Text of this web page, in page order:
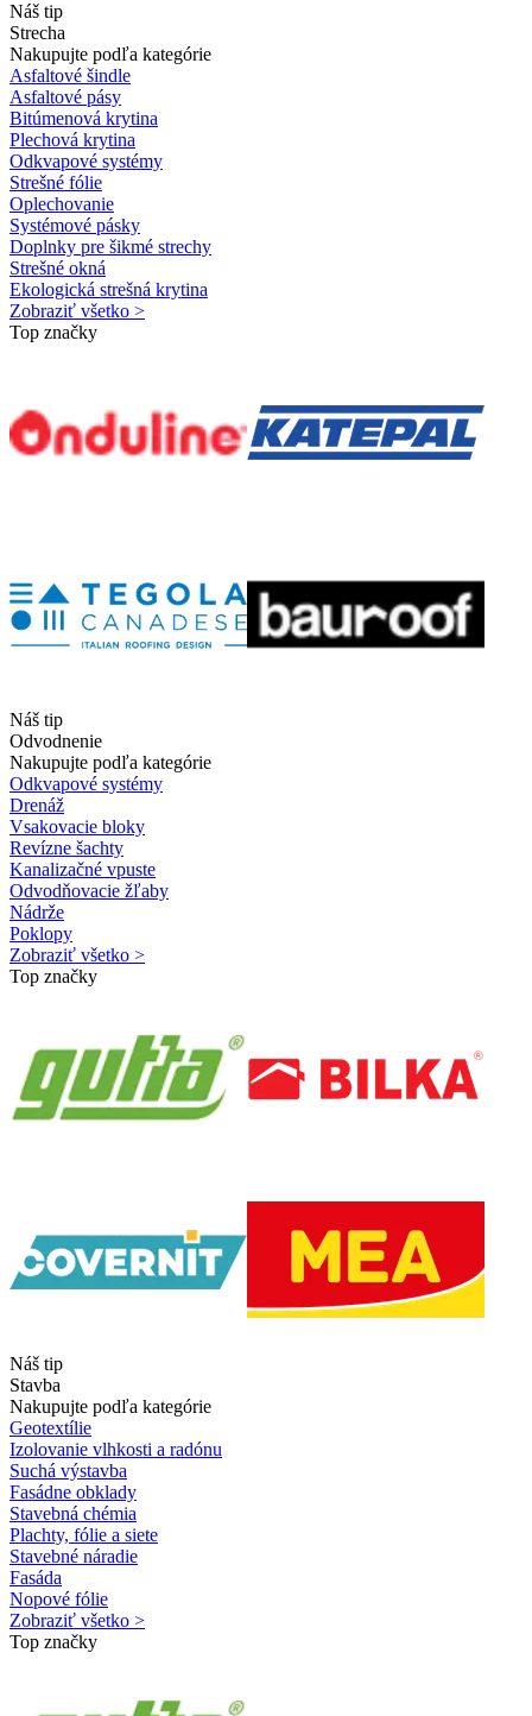
Náš tip
Strecha
Nakupujte podľa kategórie
Asfaltové šindle
Asfaltové pásy
Bitúmenová krytina
Plechová krytina
Odkvapové systémy
Strešné fólie
Oplechovanie
Systémové pásky
Doplnky pre šikmé strechy
Strešné okná
Ekologická strešná krytina
Zobraziť všetko >
Top značky
Náš tip
Odvodnenie
Nakupujte podľa kategórie
Odkvapové systémy
Drenáž
Vsakovacie bloky
Revízne šachty
Kanalizačné vpuste
Odvodňovacie žľaby
Nádrže
Poklopy
Zobraziť všetko >
Top značky
Náš tip
Stavba
Nakupujte podľa kategórie
Geotextílie
Izolovanie vlhkosti a radónu
Suchá výstavba
Fasádne obklady
Stavebná chémia
Plachty, fólie a siete
Stavebné náradie
Fasáda
Nopové fólie
Zobraziť všetko >
Top značky